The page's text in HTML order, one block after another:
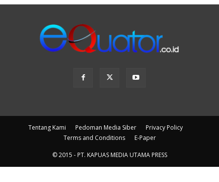
Tentang Kami Pedoman Media Siber
Privacy Policy
Terms and Conditions
E-Paper
© 2015 - PT. KAPUAS MEDIA UTAMA PRESS